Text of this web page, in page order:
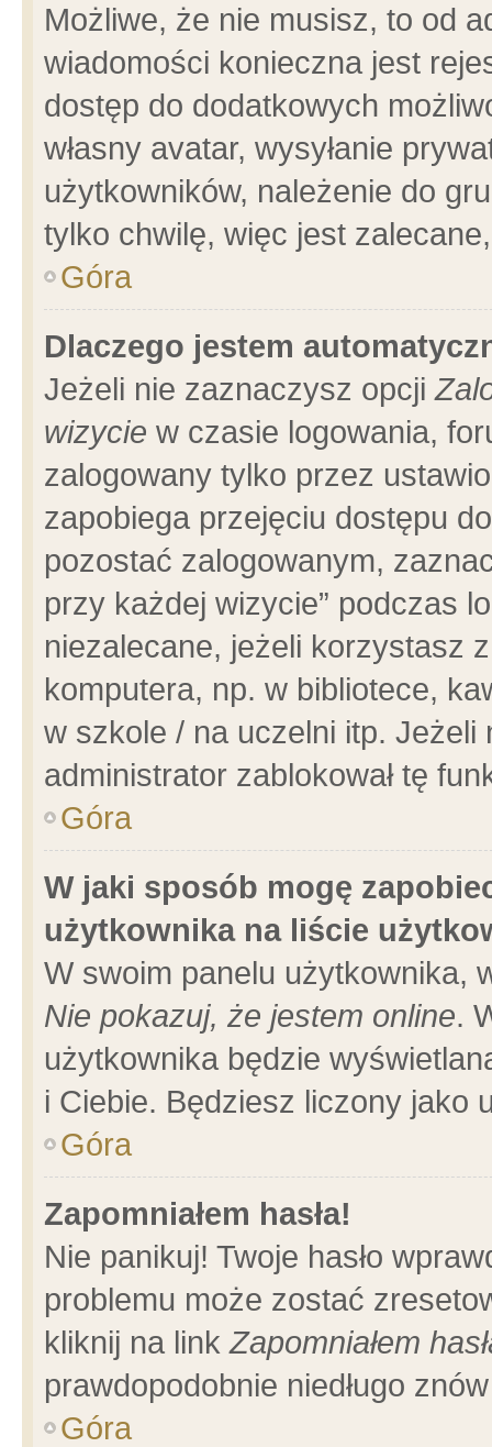
Możliwe, że nie musisz, to od
wiadomości konieczna jest
dostęp do dodatkowych
własny avatar, wysyłanie
użytkowników, należenie do
tylko chwilę, więc jest
Góra
Dlaczego jestem
Jeżeli nie zaznaczysz opcji
wizycie w czasie logowania,
zalogowany tylko przez
zapobiega przejęciu dostępu
pozostać zalogowanym,
przy każdej wizycie” podczas
niezalecane, jeżeli korzystasz
komputera, np. w bibliotece,
w szkole / na uczelni itp.
administrator zablokował tę
Góra
W jaki sposób mogę
użytkownika na liście
W swoim panelu użytkownika,
Nie pokazuj, że jestem online.
użytkownika będzie
i Ciebie. Będziesz liczony jako
Góra
Zapomniałem hasła!
Nie panikuj! Twoje hasło
problemu może zostać
kliknij na linkZapomniałem
prawdopodobnie niedługo
Góra